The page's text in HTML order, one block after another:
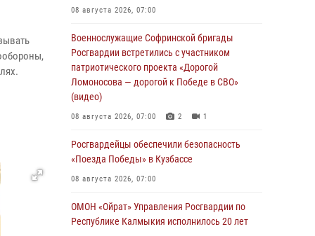
08 августа 2026, 07:00
Военнослужащие Софринской бригады
Росгвардии встретились с участником
патриотического проекта «Дорогой
Ломоносова — дорогой к Победе в СВО»
(видео)
08 августа 2026, 07:00 2 1
Росгвардейцы обеспечили безопасность
«Поезда Победы» в Кузбассе
08 августа 2026, 07:00
ОМОН «Ойрат» Управления Росгвардии по
Республике Калмыкия исполнилось 20 лет